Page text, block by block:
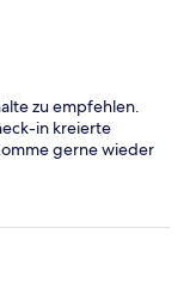
zu empfehlen.
in kreierte
gerne wieder